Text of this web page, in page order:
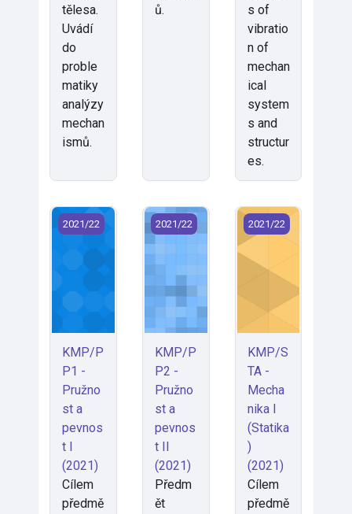
tělesa.
Uvádí
do
proble
matiky
analýzy
mechan
ismů.
ů.
s of
vibratio
n of
mechan
ical
system
s and
structur
es.
KMP/PP1 - Pružnost a pevnost I (2021)
2021/22
KMP/P
P1 -
Pružno
st a
pevnos
t I
(2021)
Cílem
předmě
KMP/PP2 - Pružnost a pevnost II
2021/22
KMP/P
P2 -
Pružno
st a
pevnos
t II
(2021)
Předm
ět
KMP/STA -
2021/22
KMP/S
TA -
Mecha
nika I
(Statika
)
(2021)
Cílem
předmě